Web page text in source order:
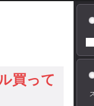
買って